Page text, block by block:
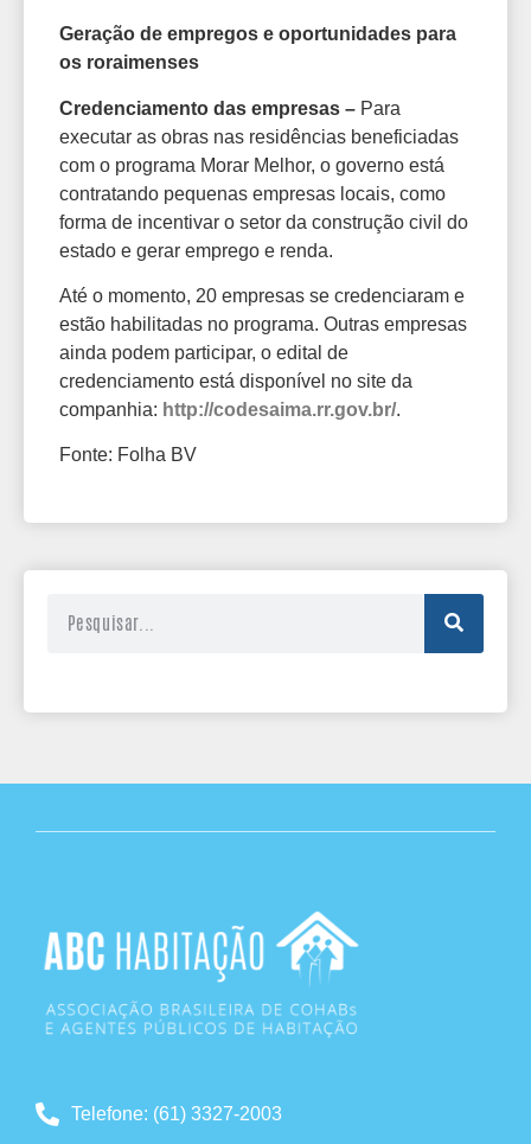
Geração de empregos e oportunidades para
os roraimenses
Credenciamento das empresas – Para
executar as obras nas residências beneficiadas
com o programa Morar Melhor, o governo está
contratando pequenas empresas locais, como
forma de incentivar o setor da construção civil do
estado e gerar emprego e renda.
Até o momento, 20 empresas se credenciaram e
estão habilitadas no programa. Outras empresas
ainda podem participar, o edital de
credenciamento está disponível no site da
companhia: http://codesaima.rr.gov.br/.
Fonte: Folha BV
Telefone: (61) 3327-2003